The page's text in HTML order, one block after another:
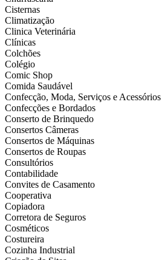
Cisternas
Climatização
Clinica Veterinária
Clínicas
Colchões
Colégio
Comic Shop
Comida Saudável
Confecção, Moda, Serviços e Acessórios
Confecções e Bordados
Conserto de Brinquedo
Consertos Câmeras
Consertos de Máquinas
Consertos de Roupas
Consultórios
Contabilidade
Convites de Casamento
Cooperativa
Copiadora
Corretora de Seguros
Cosméticos
Costureira
Cozinha Industrial